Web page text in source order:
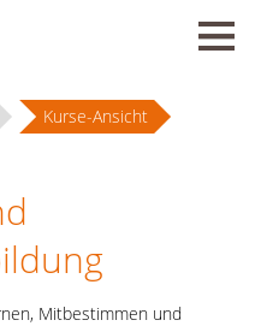
Kurse-Ansicht
Mitbestimmen und